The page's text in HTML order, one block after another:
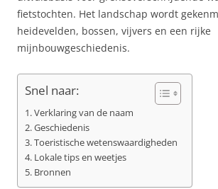
fietstochten. Het landschap wordt
heidevelden, bossen, vijvers en een rijke
mijnbouwgeschiedenis.
Snel naar:
Verklaring van de naam
Geschiedenis
Toeristische wetenswaardigheden
Lokale tips en weetjes
Bronnen